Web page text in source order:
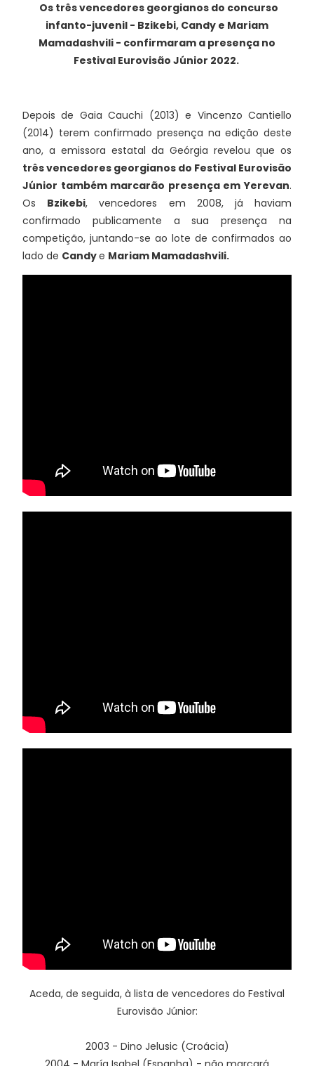
Os três vencedores georgianos do concurso
infanto-juvenil - Bzikebi, Candy e Mariam
Mamadashvili - confirmaram a presença no
Festival Eurovisão Júnior 2022.
Depois de Gaia Cauchi (2013) e Vincenzo Cantiello
(2014) terem confirmado presença na edição deste
ano, a emissora estatal da Geórgia revelou que os
três vencedores georgianos do Festival Eurovisão
Júnior também marcarão presença em Yerevan.
Os Bzikebi, vencedores em 2008, já haviam
confirmado publicamente a sua presença na
competição, juntando-se ao lote de confirmados ao
lado de Candye Mariam Mamadashvili.
Aceda, de seguida, à lista de vencedores do Festival
Eurovisão Júnior:
2003 - Dino Jelusic (Croácia)